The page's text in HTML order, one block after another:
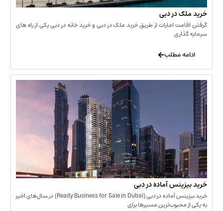
در دبی
امارات از طریق خرید ملک در دبی و خرید خانه در دبی یکی از راه های
آماده در دبی
خرید بیزینس آماده در دبی (Ready Business for Sale in Dubai) در سال‌های اخیر
مسیرها برای